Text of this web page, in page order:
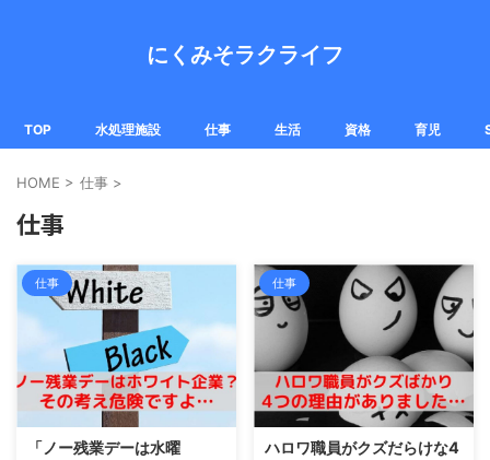
にくみそラクライフ
TOP 水処理施設 仕事 生活 資格 育児
HOME > 仕事 >
仕事
仕事
「ノー残業デーは水曜
仕事
ハロワ職員がクズだらけな4